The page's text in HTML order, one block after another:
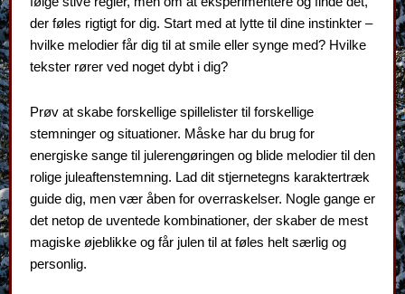
der føles rigtigt for dig. Start med at lytte til dine instinkter –
hvilke melodier får dig til at smile eller synge med? Hvilke
tekster rører ved noget dybt i dig?
Prøv at skabe forskellige spillelister til forskellige
stemninger og situationer. Måske har du brug for
energiske sange til julerengøringen og blide melodier til den
rolige juleaftenstemning. Lad dit stjernetegns karaktertræk
guide dig, men vær åben for overraskelser. Nogle gange er
det netop de uventede kombinationer, der skaber de mest
magiske øjeblikke og får julen til at føles helt særlig og
personlig.